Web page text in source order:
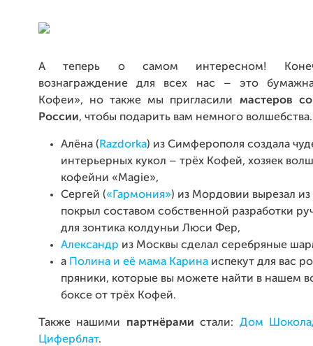
А теперь о самом интересном!
вознаграждение для всех нас – это
Кофеи», но также мы пригласили мастеров
России, чтобы подарить вам немного
Алёна ( Razdorka) из Симферополя создала
интерьерных кукол – трёх Кофей, хозяек
кофейни «Magie»,
Сергей («Гармония») из Мордовии вырезал из
покрыл составом собственной разработки
для зонтика колдуньи Люси Фер,
Александр из Москвы сделал серебряные
а Полина и её мама Карина испекут для вас
пряники, которые вы можете найти в нашем
боксе от трёх Кофей.
Также нашими партнёрами стали:
Дом
Циферблат.